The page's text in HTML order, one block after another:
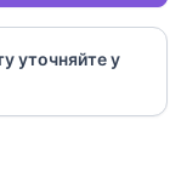
уточняйте у